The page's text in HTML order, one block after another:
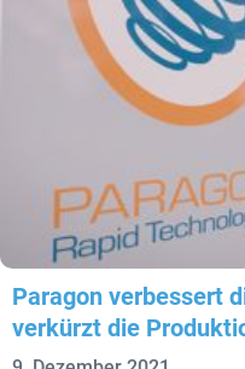
Paragon verbessert
verkürzt die